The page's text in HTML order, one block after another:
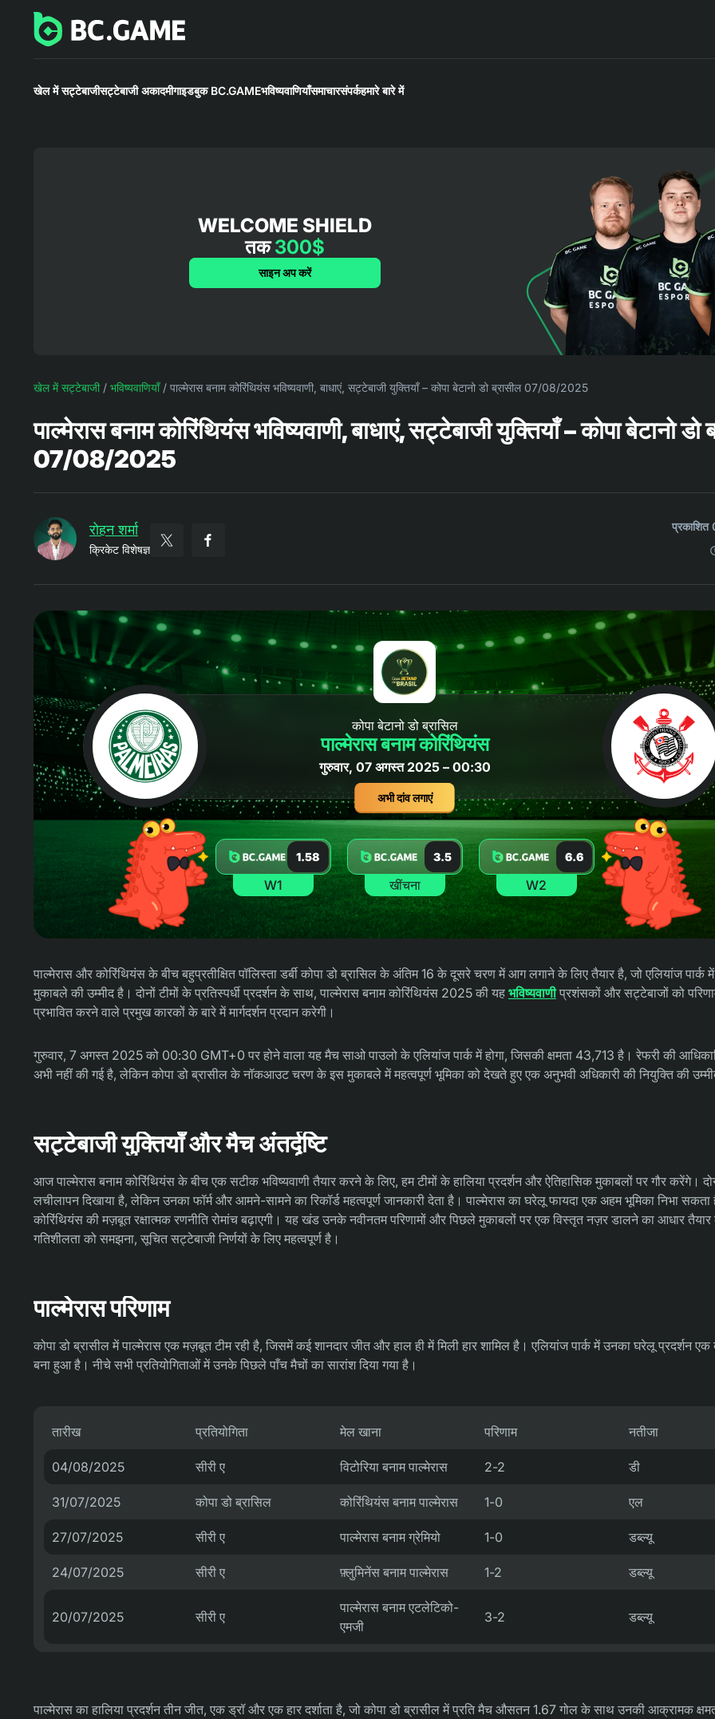
खेल में सट्टेबाजीसट्टेबाजी अकादमीगाइडबुक BC.GAMEभविष्यवाणियाँसमाचारसंपर्कहमारे बारे में
WELCOME SHIELD
तक300$
साइन अप करें
खेल में सट्टेबाजी/ भविष्यवाणियाँ/ पाल्मेरास बनाम कोरिंथियंस भविष्यवाणी, बाधाएं, सट्टेबाजी युक्तियाँ – कोपा बेटानो डो ब्रासील 07/08/2025
पाल्मेरास बनाम कोरिंथियंस भविष्यवाणी, बाधाएं, सट्टेबाजी युक्तियाँ – कोपा बेटानो डो
07/08/2025
रोहन शर्मा
क्रिकेट विशेषज्ञ
कोपा बेटानो डो ब्रासिल
पाल्मेरास बनाम कोरिंथियंस
गुरुवार, 07 अगस्त 2025 – 00:30
अभी दांव लगाएं
1.58
W1
3.5
खींचना
6.6
W2
पाल्मेरास और कोरिंथियंस के बीच बहुप्रतीक्षित पॉलिस्ता डर्बी कोपा डो ब्रासिल के अंतिम 16 के दूसरे चरण में आग लगाने के लिए तैयार है, जो एलियांज पार्क
मुकाबले की उम्मीद है। दोनों टीमों के प्रतिस्पर्धी प्रदर्शन के साथ, पाल्मेरास बनाम कोरिंथियंस 2025 की यह भविष्यवाणीप्रशंसकों और सट्टेबाजों को
प्रभावित करने वाले प्रमुख कारकों के बारे में मार्गदर्शन प्रदान करेगी।
गुरुवार, 7 अगस्त 2025 को 00:30 GMT+0 पर होने वाला यह मैच साओ पाउलो के एलियांज पार्क में होगा, जिसकी क्षमता 43,713 है। रेफरी की
अभी नहीं की गई है, लेकिन कोपा डो ब्रासील के नॉकआउट चरण के इस मुकाबले में महत्वपूर्ण भूमिका को देखते हुए एक अनुभवी अधिकारी की नियुक्ति की
सट्टेबाजी युक्तियाँ और मैच अंतर्दृष्टि
आज पाल्मेरास बनाम कोरिंथियंस के बीच एक सटीक भविष्यवाणी तैयार करने के लिए, हम टीमों के हालिया प्रदर्शन और ऐतिहासिक मुकाबलों पर गौर करेंगे।
लचीलापन दिखाया है, लेकिन उनका फॉर्म और आमने-सामने का रिकॉर्ड महत्वपूर्ण जानकारी देता है। पाल्मेरास का घरेलू फायदा एक अहम भूमिका निभा
कोरिंथियंस की मज़बूत रक्षात्मक रणनीति रोमांच बढ़ाएगी। यह खंड उनके नवीनतम परिणामों और पिछले मुकाबलों पर एक विस्तृत नज़र डालने का आधार
गतिशीलता को समझना, सूचित सट्टेबाजी निर्णयों के लिए महत्वपूर्ण है।
पाल्मेरास परिणाम
कोपा डो ब्रासील में पाल्मेरास एक मज़बूत टीम रही है, जिसमें कई शानदार जीत और हाल ही में मिली हार शामिल है। एलियांज पार्क में उनका घरेलू प्रदर्शन एक
बना हुआ है। नीचे सभी प्रतियोगिताओं में उनके पिछले पाँच मैचों का सारांश दिया गया है।
तारीख प्रतियोगिता मेल खाना परिणाम नतीजा
04/08/2025 सीरी ए विटोरिया बनाम पाल्मेरास 2-2 डी
31/07/2025 कोपा डो ब्रासिल कोरिंथियंस बनाम पाल्मेरास 1-0 एल
27/07/2025 सीरी ए पाल्मेरास बनाम ग्रेमियो 1-0 डब्ल्यू
24/07/2025 सीरी ए फ़्लुमिनेंस बनाम पाल्मेरास 1-2 डब्ल्यू
20/07/2025 सीरी ए
पाल्मेरास बनाम एटलेटिको-
एमजी
3-2 डब्ल्यू
पाल्मेरास का हालिया प्रदर्शन तीन जीत, एक ड्रॉ और एक हार दर्शाता है, जो कोपा डो ब्रासील में प्रति मैच औसतन 1.67 गोल के साथ उनकी आक्रामक